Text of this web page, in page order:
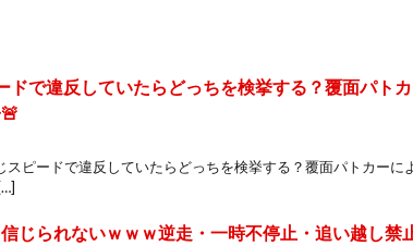
ドで違反していたらどっちを検挙する？覆面パト
スピードで違反していたらどっちを検挙する？覆面パトカーに
じられないｗｗｗ逆走・一時不停止・追い越し禁